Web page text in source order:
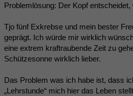
Problemlösung: Der Kopf
Tjo fünf Exkrebse und mein bester
geprägt. Ich würde mir wirklich
eine extrem kraftraubende Zeit zu
Schützesonne wirklich lieber.
Das Problem was ich habe ist, dass
„Lehrstunde“ mich hier das Leben